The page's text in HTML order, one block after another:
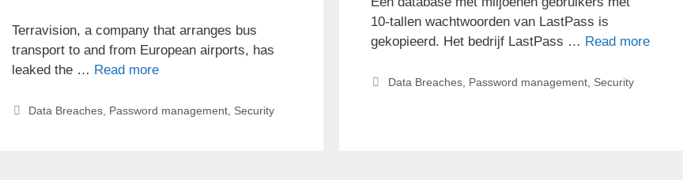
Terravision, a company that arranges bus
transport to and from European airports, has
leaked the … Read more
Data Breaches, Password management, Security
10-tallen wachtwoorden van LastPass is
gekopieerd. Het bedrijf LastPass … Read more
Data Breaches, Password management, Security